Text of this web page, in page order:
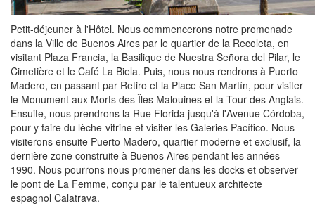
Petit-déjeuner à l'Hôtel. Nous commencerons notre promenade
dans la Ville de Buenos Aires par le quartier de la Recoleta, en
visitant Plaza Francia, la Basilique de Nuestra Señora del Pilar, le
Cimetière et le Café La Biela. Puis, nous nous rendrons à Puerto
Madero, en passant par Retiro et la Place San Martín, pour visiter
le Monument aux Morts des Îles Malouines et la Tour des Anglais.
Ensuite, nous prendrons la Rue Florida jusqu'à l'Avenue Córdoba,
pour y faire du lèche-vitrine et visiter les Galeries Pacífico. Nous
visiterons ensuite Puerto Madero, quartier moderne et exclusif, la
dernière zone construite à Buenos Aires pendant les années
1990. Nous pourrons nous promener dans les docks et observer
le pont de La Femme, conçu par le talentueux architecte
espagnol Calatrava.